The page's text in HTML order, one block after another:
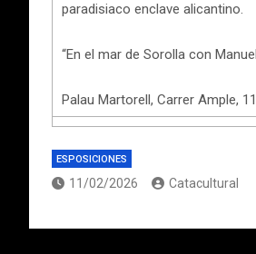
paradisiaco enclave alicantino.
“En el mar de Sorolla con
Palau Martorell, Carrer Ample,
ESPOSICIONES
11/02/2026 Catacultural